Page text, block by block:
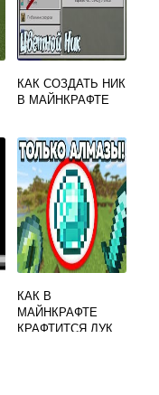
КАК СОЗДАТЬ НИК
В МАЙНКРАФТЕ
КАК В
МАЙНКРАФТЕ
КРАФТИТСЯ ЛУК